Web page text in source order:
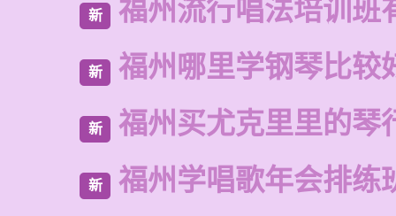
新 福州流行唱法培训班
新 福州哪里学钢琴比较
新 福州买尤克里里的琴
新 福州学唱歌年会排练